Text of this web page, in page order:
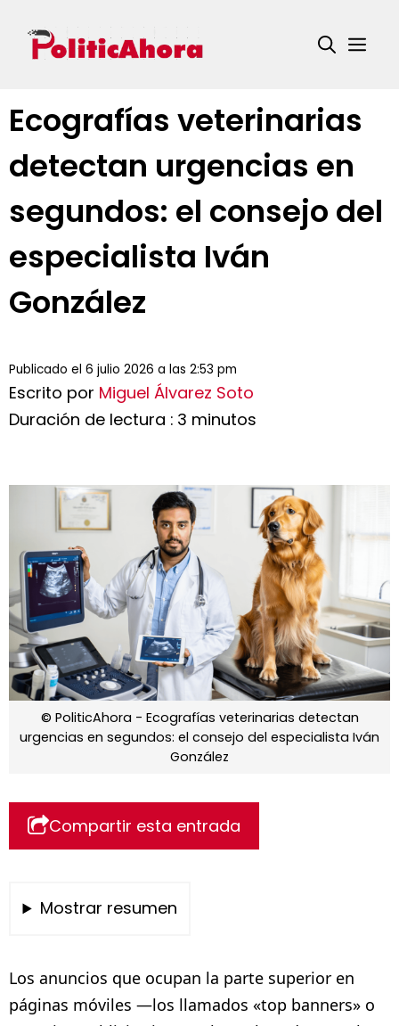
contenido
Ecografías veterinarias
detectan urgencias en
segundos: el consejo del
especialista Iván
González
Publicado el 6 julio 2026 a las 2:53 pm
Escrito por Miguel Álvarez Soto
Duración de lectura : 3 minutos
© PoliticAhora - Ecografías veterinarias detectan
urgencias en segundos: el consejo del especialista Iván
González
Compartir esta entrada
Mostrar resumen
Los anuncios que ocupan la parte superior en
páginas móviles —los llamados «top banners» o